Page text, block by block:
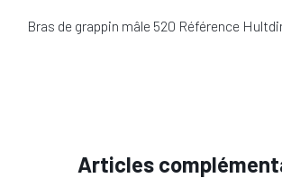
Bras de grappin mâle 520 Référence
Articles